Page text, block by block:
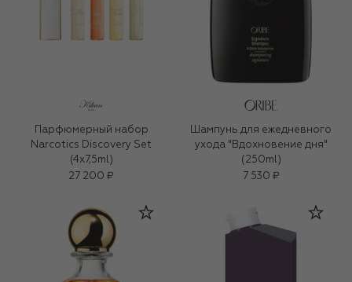
Парфюмерный набор
Narcotics Discovery Set
(4x7,5ml)
27 200 ₽
Шампунь для ежедневного
ухода "Вдохновение дня"
(250ml)
7 530 ₽